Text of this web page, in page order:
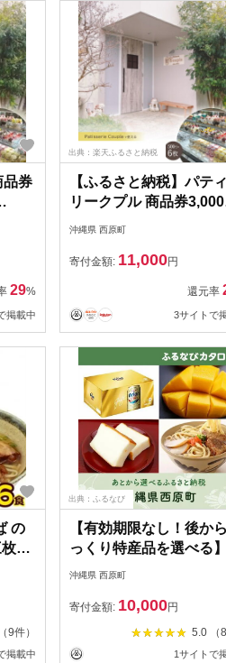
品券
29%
掲載中
出典：楽天ふるさと納税
【ふるさと納税】パテ
リークプル 商品券
(500円×6枚)【1581135】
沖縄県 西原町
寄付金額: 11,000円
還元率
3サイトで
の
9件）
掲載中
出典：ふるなび
【有効期限なし！後か
っくり特産品を選べる
縄県西原町カタログポイ
沖縄県 西原町
寄付金額: 10,000円
5.0 （8
1サイトで